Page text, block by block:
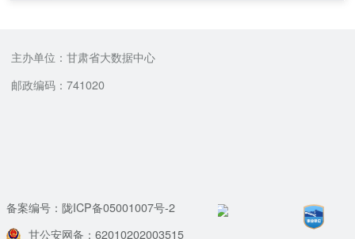
主办单位：甘肃省大数据中心
邮政编码：741020
备案编号：陇ICP备05001007号-2
甘公安网备：62010202003515